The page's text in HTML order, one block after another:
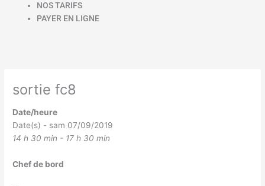
NOS TARIFS
PAYER EN LIGNE
sortie fc8
Date/heure
Date(s) - sam 07/09/2019
14 h 30 min - 17 h 30 min
Chef de bord